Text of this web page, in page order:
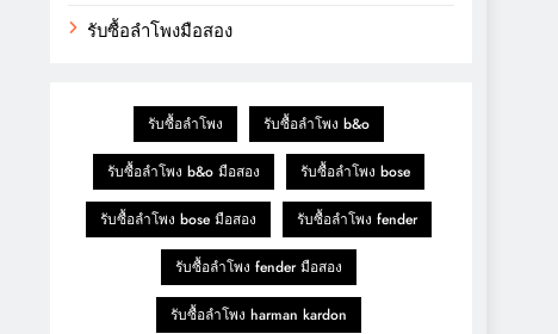
รับซื้อลำโพงมือสอง
รับซื้อลำโพง รับซื้อลำโพง b&o
รับซื้อลำโพง b&o มือสอง รับซื้อลำโพง bose
รับซื้อลำโพง bose มือสอง รับซื้อลำโพง fender
รับซื้อลำโพง fender มือสอง
รับซื้อลำโพง harman kardon